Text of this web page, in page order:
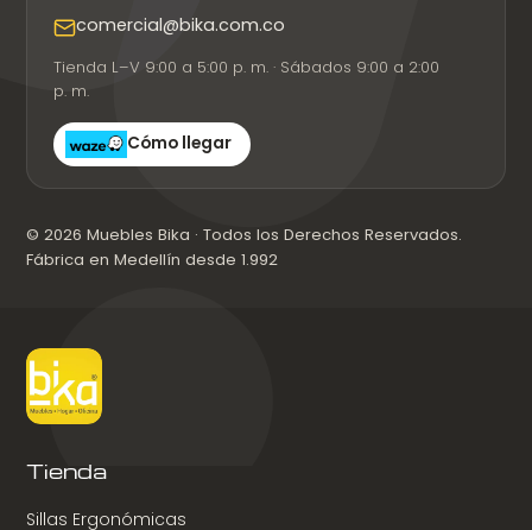
comercial@bika.com.co
Tienda L–V 9:00 a 5:00 p. m. · Sábados 9:00 a 2:00
p. m.
Cómo llegar
© 2026 Muebles Bika · Todos los Derechos Reservados.
Fábrica en Medellín desde 1.992
Tienda
Sillas Ergonómicas